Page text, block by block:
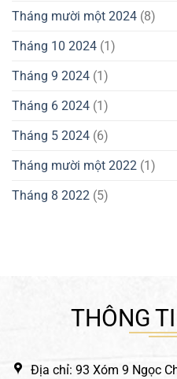
Tháng mười một 2024 (8)
Tháng 10 2024 (1)
Tháng 9 2024 (1)
Tháng 6 2024 (1)
Tháng 5 2024 (6)
Tháng mười một 2022 (1)
Tháng 8 2022 (5)
THÔNG
Địa chỉ: 93 Xóm 9 Ngọc